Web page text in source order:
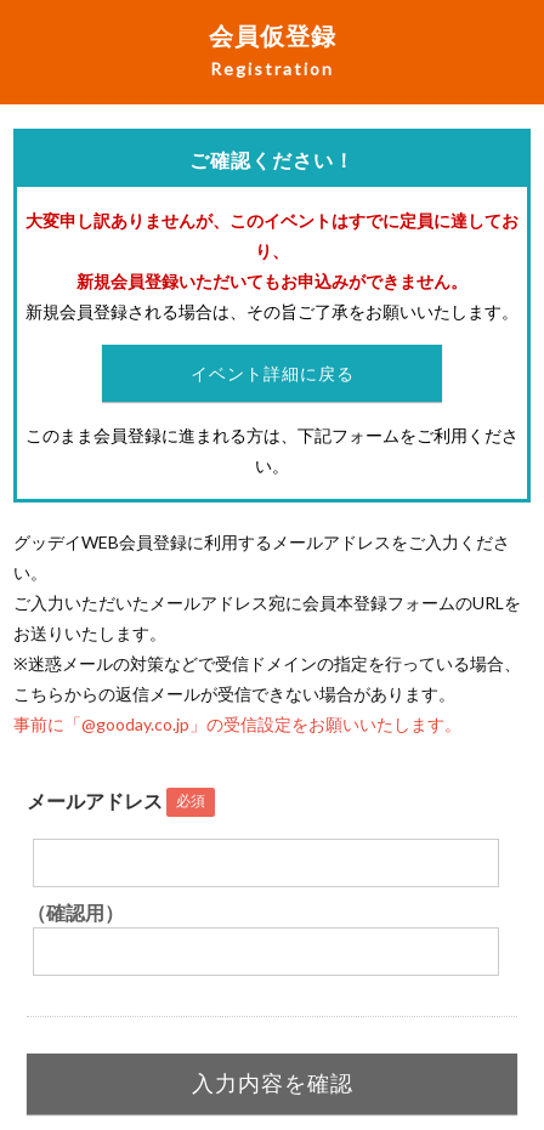
会員仮登録
Registration
ご確認ください！
大変申し訳ありませんが、このイベントはすでに定員に達してお
り、
新規会員登録いただいてもお申込みができません。
新規会員登録される場合は、その旨ご了承をお願いいたします。
イベント詳細に戻る
このまま会員登録に進まれる方は、下記フォームをご利用くださ
い。
グッデイWEB会員登録に利用するメールアドレスをご入力くださ
い。
ご入力いただいたメールアドレス宛に会員本登録フォームのURLを
お送りいたします。
※迷惑メールの対策などで受信ドメインの指定を行っている場合、
こちらからの返信メールが受信できない場合があります。
事前に「@gooday.co.jp」の受信設定をお願いいたします。
メールアドレス 必須
（確認用）